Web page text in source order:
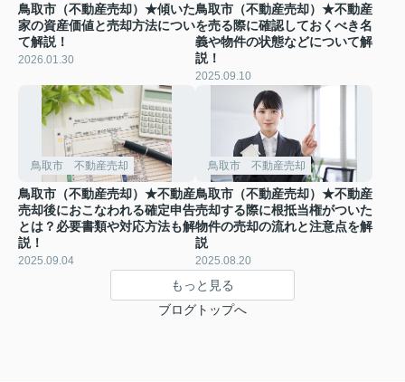
鳥取市（不動産売却）★傾いた
家の資産価値と売却方法につい
て解説！
2026.01.30
鳥取市（不動産売却）★不動産
を売る際に確認しておくべき名
義や物件の状態などについて解
説！
2025.09.10
鳥取市 不動産売却
鳥取市（不動産売却）★不動産
売却後におこなわれる確定申告
とは？必要書類や対応方法も解
説！
2025.09.04
鳥取市 不動産売却
鳥取市（不動産売却）★不動産
売却する際に根抵当権がついた
物件の売却の流れと注意点を解
説
2025.08.20
もっと見る
ブログトップへ